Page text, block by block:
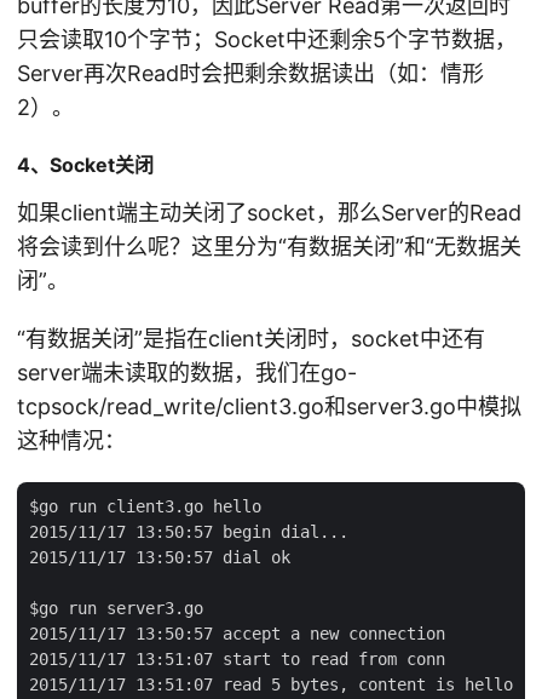
只会读取10个字节；Socket中还剩余5个字节数据，
Server再次Read时会把剩余数据读出（如：情形
2）。
4、Socket关闭
如果client端主动关闭了socket，那么Server的Read
将会读到什么呢？这里分为“有数据关闭”和“无数据关
闭”。
“有数据关闭”是指在client关闭时，socket中还有
server端未读取的数据，我们在go-
tcpsock/read_write/client3.go和server3.go中模拟
这种情况：
$go run client3.go hello
2015/11/17 13:50:57 begin dial...
2015/11/17 13:50:57 dial ok
$go run server3.go
2015/11/17 13:50:57 accept a new connection
2015/11/17 13:51:07 start to read from conn
2015/11/17 13:51:07 read 5 bytes, content is hello